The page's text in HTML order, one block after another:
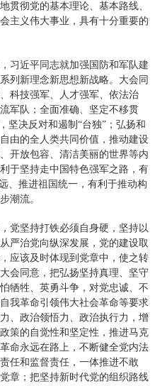
贯彻党的基本理论、基本路线、
主义伟大事业，具有十分重要的
习近平同志就加强国防和军队建
列新理念新思想新战略。大会同
科技强军、人才强军、依法治
军队；全面准确、坚定不移贯
坚决反对和遏制“台独”；弘扬和
由的全人类共同价值，推动建设
开放包容、清洁美丽的世界等内
于坚持走中国特色强军之路，有
、推进祖国统一，有利于推动构
潮流。
党坚持打铁必须自身硬，坚持以
严治党向纵深发展，党的建设取
应该及时体现到党章中，使之转
会同意，把弘扬坚持真理、坚守
牺牲、英勇斗争，对党忠诚、不
我革命引领伟大社会革命等要求
、政治领悟力、政治执行力，增
策的自觉性和坚定性，推进马克
命永远在路上，不断健全党内法
任和监督责任，一体推进不敢
章；把坚持新时代党的组织路线